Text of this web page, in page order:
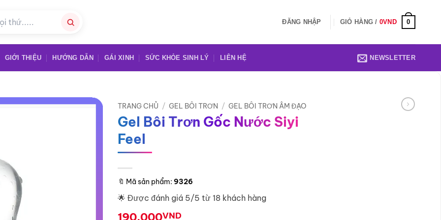
ĐĂNG NHẬP GIỎ HÀNG / 0VND 0
GIỚI THIỆU HƯỚNG DẪN GÁI XINH SỨC KHỎE SINH LÝ LIÊN HỆ NEWSLETTER
TRANG CHỦ / GEL BÔI TRƠN / GEL BÔI TRƠN ÂM ĐẠO
Gel Bôi Trơn Gốc Nước Siyi
Feel
🔖 Mã sản phẩm: 9326
🌟 Được đánh giá 5/5 từ 18 khách hàng
190.000VND